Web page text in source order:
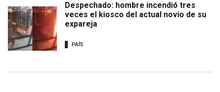
Despechado: hombre incendió tres
veces el kiosco del actual novio de su
expareja
PAÍS